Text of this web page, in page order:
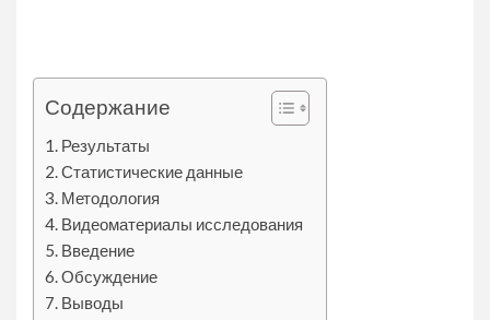
Содержание
Результаты
Статистические данные
Методология
Видеоматериалы исследования
Введение
Обсуждение
Выводы